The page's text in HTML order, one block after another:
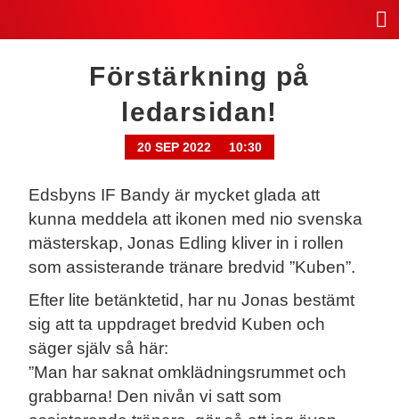
Förstärkning på
ledarsidan!
20 SEP 2022 10:30
Edsbyns IF Bandy är mycket glada att
kunna meddela att ikonen med nio svenska
mästerskap, Jonas Edling kliver in i rollen
som assisterande tränare bredvid ”Kuben”.
Efter lite betänktetid, har nu Jonas bestämt
sig att ta uppdraget bredvid Kuben och
säger själv så här:
”Man har saknat omklädningsrummet och
grabbarna! Den nivån vi satt som